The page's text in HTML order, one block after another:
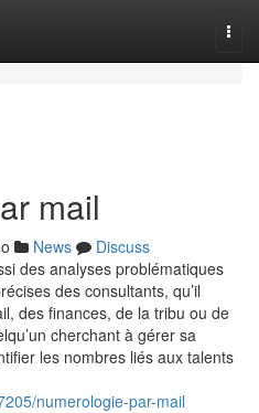
mail
News
Discuss
des analyses problématiques
des consultants, qu’il
des finances, de la tribu ou de
cherchant à gérer sa
les nombres liés aux talents
numerologie-par-mail